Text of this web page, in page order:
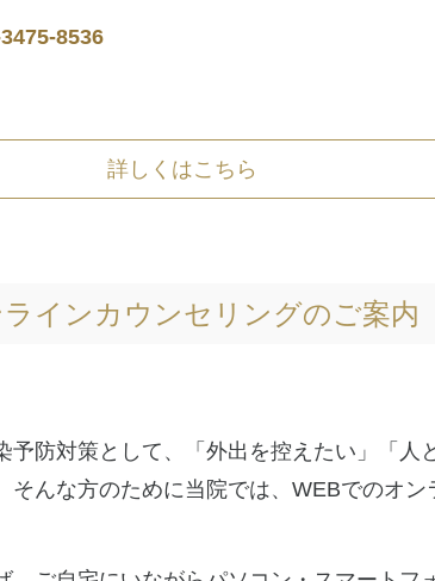
8536
詳しくはこちら
インカウンセリングのご案内
予防対策として、「 外出を控えたい」「人
そんな方のために当院では、WEBでのオ